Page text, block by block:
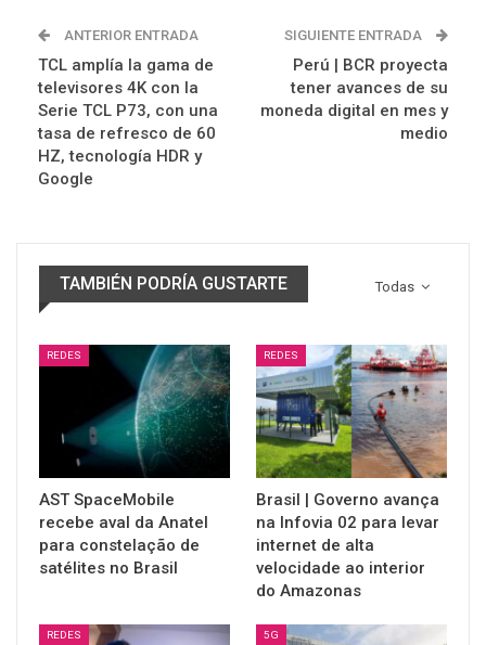
ANTERIOR ENTRADA
TCL amplía la gama de
televisores 4K con la
Serie TCL P73, con una
tasa de refresco de 60
HZ, tecnología HDR y
Google
SIGUIENTE ENTRADA
Perú | BCR proyecta
tener avances de su
moneda digital en mes y
medio
Todas
TAMBIÉN PODRÍA GUSTARTE
REDES
AST SpaceMobile
recebe aval da Anatel
para constelação de
satélites no Brasil
REDES
Brasil | Governo avança
na Infovia 02 para levar
internet de alta
velocidade ao interior
do Amazonas
REDES 5G